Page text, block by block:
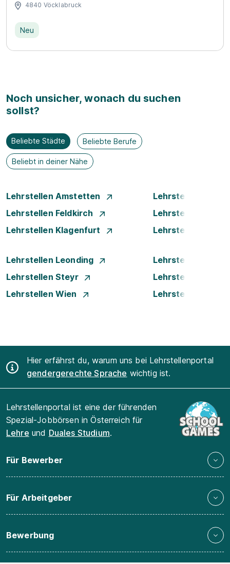
4840 Vöcklabruck
Neu
Noch unsicher, wonach du suchen
sollst?
Beliebte Städte Beliebte Berufe
Beliebt in deiner Nähe
Lehrstellen Amstetten
Lehrstellen
Lehrstellen Feldkirch
Lehrstellen Graz
Lehrstellen Klagenfurt
Lehrstellen
Lehrstellen Leonding
Lehrstellen Linz
Lehrstellen Steyr
Lehrstellen Traun
Lehrstellen Wien
Lehrstellen
Hier erfährst du, warum uns bei Lehrstellenportal
gendergerechte Sprache wichtig ist.
Lehrstellenportal ist eine der führenden
Spezial-Jobbörsen in Österreich für
Lehre und Duales Studium.
Für Bewerber
Für Arbeitgeber
Bewerbung